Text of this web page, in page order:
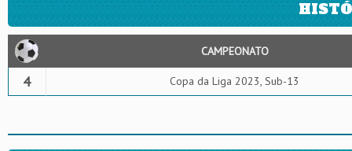
CAMPEONATO
4 Copa da Liga 2023, Sub-13